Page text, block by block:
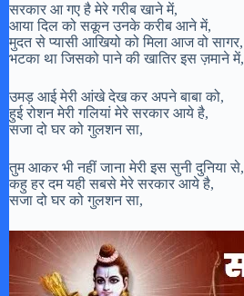
सरकार आ गए है मेरे गरीब खाने में,
आया दिल को सकून उनके करीब आने में,
मुदत से प्यासी आखियो को मिला आज वो सागर,
भटका था जिसको पाने की खातिर इस ज़माने में,
उमड़ आई मेरी आंखे देख कर अपने बाबा को,
हुई रोशन मेरी गलियां मेरे सरकार आये है,
सजा दो घर को गुलशन सा,
तुम आकर भी नहीं जाना मेरी इस सुनी दुनिया से,
कहु हर दम यही सबसे मेरे सरकार आये है,
सजा दो घर को गुलशन सा,